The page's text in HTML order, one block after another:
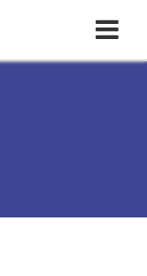
Toggle
navigation